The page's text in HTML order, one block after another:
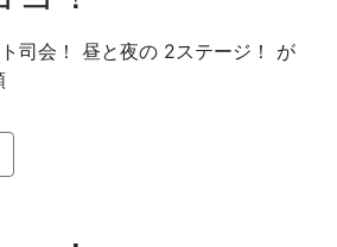
司会！ 昼と夜の 2ステージ！ が